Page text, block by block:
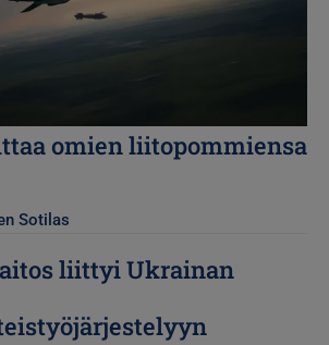
omien liitopommiensa
Sotilas
liittyi Ukrainan